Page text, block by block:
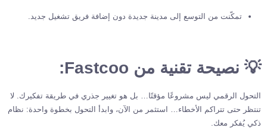
تمكّنت من التوسع إلى مدينة جديدة دون إضافة فريق تشغيل جديد.
💡 نصيحة تقنية من Fastcoo:
التحول الرقمي ليس مشروعًا مؤقتًا… بل هو تغيير جذري في طريقة تفكيرك. لا
تنتظر حتى تتراكم الأخطاء… استثمر من الآن، وابدأ التحول بخطوة واحدة: نظام
ذكي يُفكر معك.